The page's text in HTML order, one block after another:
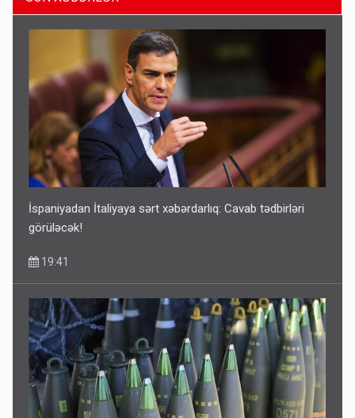
Media və Yayım Şurasına əlavə hüquq və vəzifələr verilib
13:24
Kartdan karta istədiyiniz qədər köçürmə edə bilərsiniz -
VİDEO
11:06
İspaniyadan İtaliyaya sərt xəbərdarlıq: Cavab tədbirləri
görüləcək!